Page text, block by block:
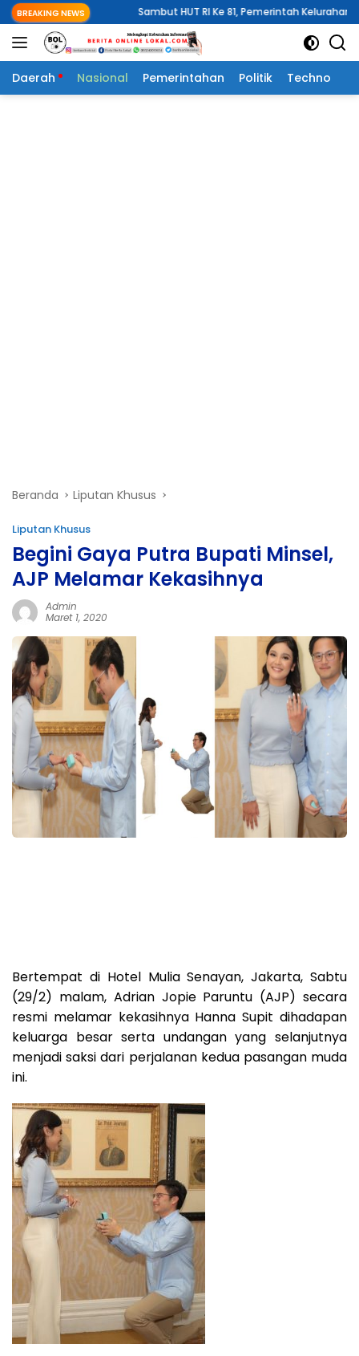
Langsung
ke
konten
BREAKING NEWSSambut HUT RI Ke 81, Pemerintah Kelurahan Wawali
Daerah Nasional Pemerintahan Politik Techno
Beranda Liputan Khusus
Liputan Khusus
Begini Gaya Putra Bupati Minsel,
AJP Melamar Kekasihnya
Admin
Maret 1, 2020
Bertempat di Hotel Mulia Senayan, Jakarta, Sabtu
(29/2) malam, Adrian Jopie Paruntu (AJP) secara
resmi melamar kekasihnya Hanna Supit dihadapan
keluarga besar serta undangan yang selanjutnya
menjadi saksi dari perjalanan kedua pasangan muda
ini.